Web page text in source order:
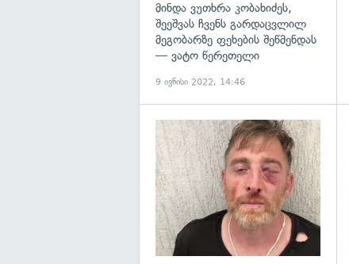
მინდა ვუთხრა კობახიძეს,
შეეშვას ჩვენს გარდაცვლილ
მეგობარზე ფეხების შეწმენდას
— ვატო წერეთელი
9 ივნისი 2022, 14:46